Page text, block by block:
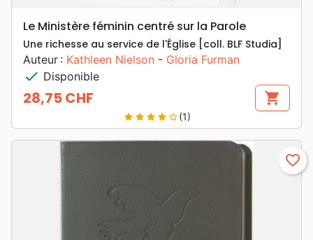
Le Ministère féminin centré sur la Parole
Une richesse au service de l'Église [coll. BLF Studia]
Auteur : Kathleen Nielson - Gloria Furman
check Disponible
Prix
28,75 CHF shopping_cart
star star star star star_border(1)
favorite_border